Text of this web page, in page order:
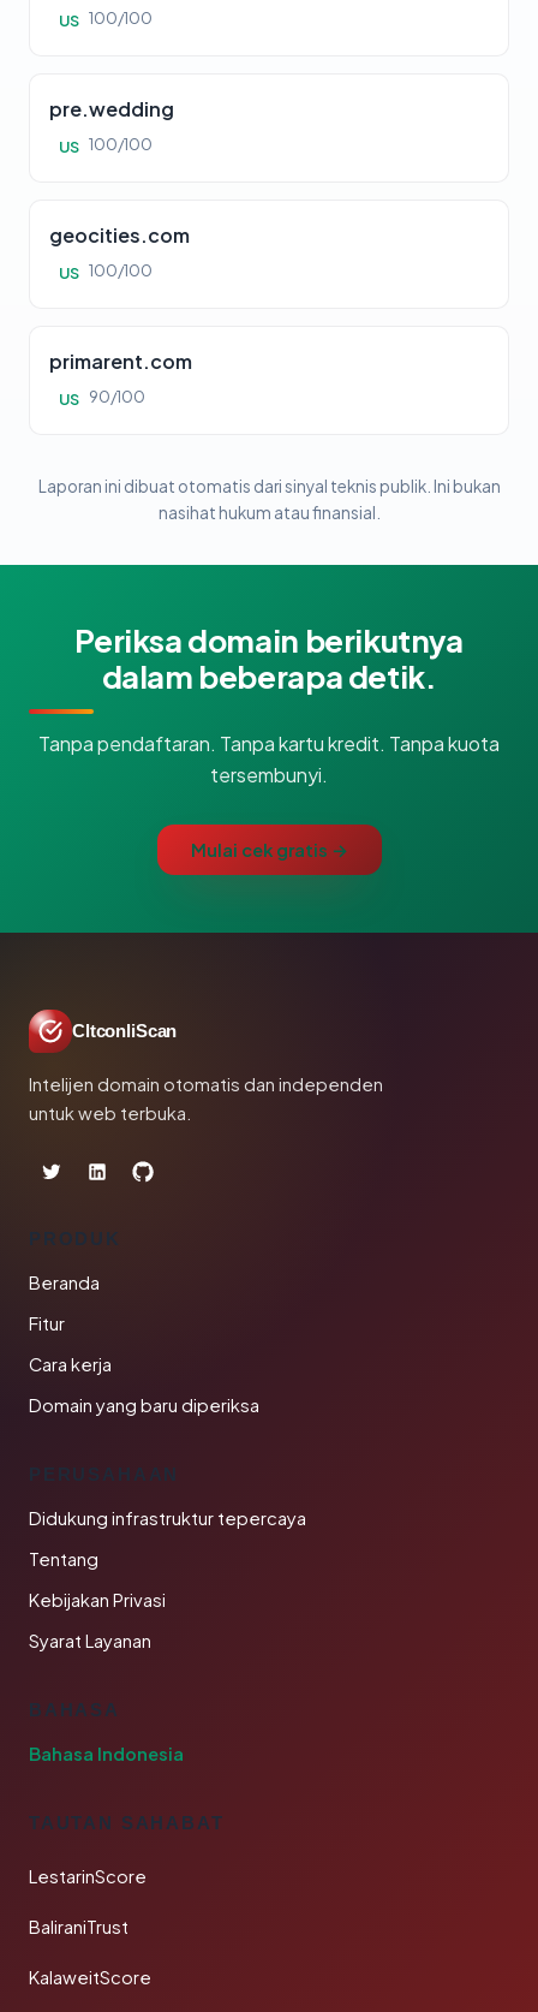
US 100/100
pre.wedding
US 100/100
geocities.com
US 100/100
primarent.com
US 90/100
Laporan ini dibuat otomatis dari sinyal teknis publik. Ini bukan
nasihat hukum atau finansial.
Periksa domain berikutnya
dalam beberapa detik.
Tanpa pendaftaran. Tanpa kartu kredit. Tanpa kuota
tersembunyi.
Mulai cek gratis →
CltconliScan
Intelijen domain otomatis dan independen
untuk web terbuka.
PRODUK
Beranda
Fitur
Cara kerja
Domain yang baru diperiksa
PERUSAHAAN
Didukung infrastruktur tepercaya
Tentang
Kebijakan Privasi
Syarat Layanan
BAHASA
Bahasa Indonesia
TAUTAN SAHABAT
LestarinScore
BaliraniTrust
KalaweitScore